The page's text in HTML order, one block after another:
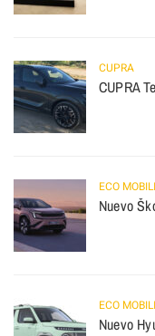
CUPRA
CUPRA
ECO
Nuevo
ECO
Nuevo